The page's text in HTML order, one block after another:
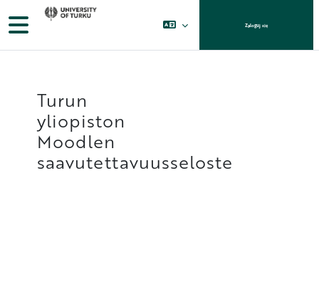
Przejdź do głównej zawartości
Panel boczny Zaloguj się
Turun
yliopiston
Moodlen
saavutettavuusseloste